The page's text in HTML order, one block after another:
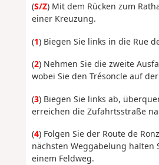
(S/Z) Mit dem Rücken zum
einer Kreuzung.
(1) Biegen Sie links in die Rue
(2) Nehmen Sie die zweite
wobei Sie den Trésoncle auf
(3) Biegen Sie links ab,
erreichen die Zufahrtsstraße
(4) Folgen Sie der Route de
nächsten Weggabelung halten
einem Feldweg.